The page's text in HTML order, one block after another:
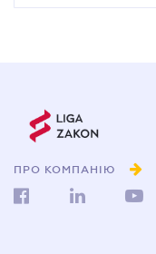
ПРО КОМПАНІЮ